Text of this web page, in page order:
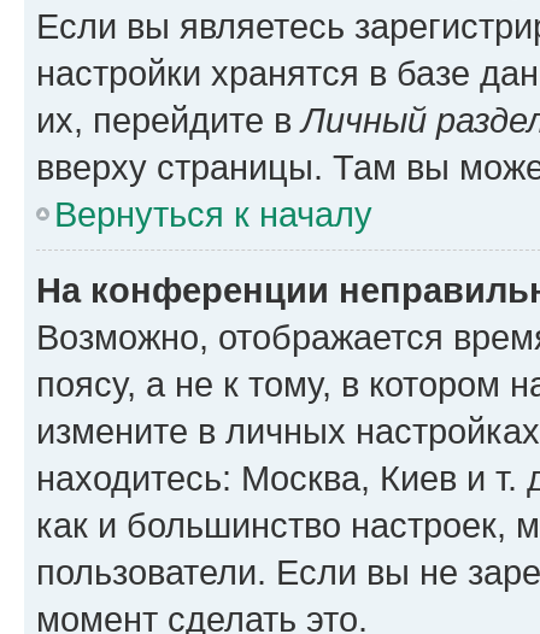
Если вы являетесь
настройки хранятся в базе
их, перейдите вЛичный
вверху страницы. Там вы
Вернуться к началу
На конференции
Возможно, отображается
поясу, а не к тому, в котором
измените в личных
находитесь: Москва, Киев и т.
как и большинство настроек,
пользователи. Если вы не
момент сделать это.